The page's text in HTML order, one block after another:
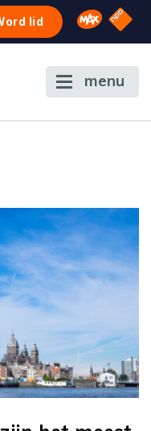
lid Omroep
NPO
menu